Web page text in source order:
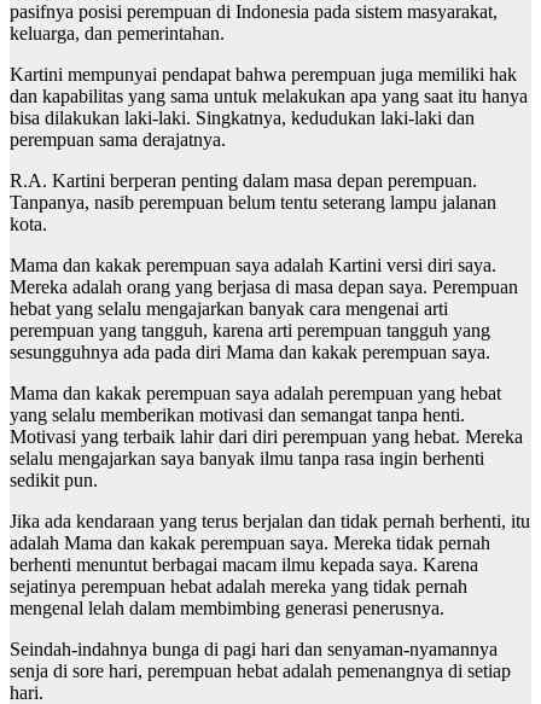
pasifnya posisi perempuan di Indonesia pada sistem masyarakat,
keluarga, dan pemerintahan.
Kartini mempunyai pendapat bahwa perempuan juga memiliki hak
dan kapabilitas yang sama untuk melakukan apa yang saat itu hanya
bisa dilakukan laki-laki. Singkatnya, kedudukan laki-laki dan
perempuan sama derajatnya.
R.A. Kartini berperan penting dalam masa depan perempuan.
Tanpanya, nasib perempuan belum tentu seterang lampu jalanan
kota.
Mama dan kakak perempuan saya adalah Kartini versi diri saya.
Mereka adalah orang yang berjasa di masa depan saya. Perempuan
hebat yang selalu mengajarkan banyak cara mengenai arti
perempuan yang tangguh, karena arti perempuan tangguh yang
sesungguhnya ada pada diri Mama dan kakak perempuan saya.
Mama dan kakak perempuan saya adalah perempuan yang hebat
yang selalu memberikan motivasi dan semangat tanpa henti.
Motivasi yang terbaik lahir dari diri perempuan yang hebat. Mereka
selalu mengajarkan saya banyak ilmu tanpa rasa ingin berhenti
sedikit pun.
Jika ada kendaraan yang terus berjalan dan tidak pernah berhenti, itu
adalah Mama dan kakak perempuan saya. Mereka tidak pernah
berhenti menuntut berbagai macam ilmu kepada saya. Karena
sejatinya perempuan hebat adalah mereka yang tidak pernah
mengenal lelah dalam membimbing generasi penerusnya.
Seindah-indahnya bunga di pagi hari dan senyaman-nyamannya
senja di sore hari, perempuan hebat adalah pemenangnya di setiap
hari.